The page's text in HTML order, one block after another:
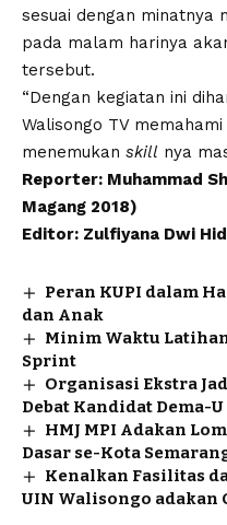
sesuai dengan minatnya
pada malam harinya
tersebut.
“Dengan kegiatan ini
Walisongo TV
menemukan skill nya
Reporter: Muhammad
Magang 2018)
Editor: Zulfiyana Dwi
Peran KUPI dalam
dan Anak
Minim Waktu
Sprint
Organisasi Ekstra
Debat Kandidat Dema-U
HMJ MPI Adakan
Dasar se-Kota
Kenalkan Fasilitas
UIN Walisongo adakan